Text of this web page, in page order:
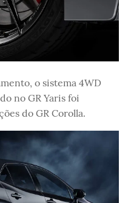
o sistema 4WD
no GR Yaris foi
do GR Corolla.